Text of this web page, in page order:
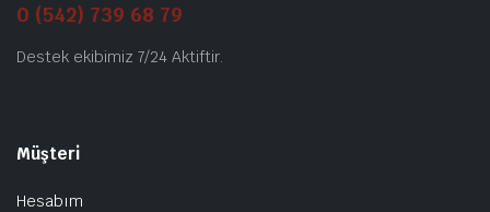
0 (542) 739 68 79
Destek ekibimiz 7/24 Aktiftir.
Müşteri
Hesabım